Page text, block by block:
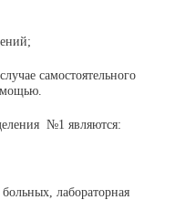
самостоятельного
№1 являются:
лабораторная